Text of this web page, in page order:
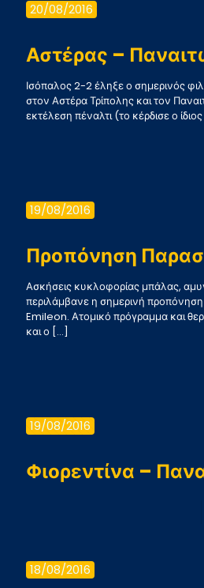
20/08/2016
Αστέρας –
Ισόπαλος 2-2 έληξε ο σημερινός
στον Αστέρα Τρίπολης και τον
εκτέλεση πέναλτι (το κέρδισε ο
19/08/2016
Προπόνηση
Ασκήσεις κυκλοφορίας μπάλας,
περιλάμβανε η σημερινή προπόνηση
Emileon. Ατομικό πρόγραμμα και
και ο […]
19/08/2016
Φιορεντίνα –
18/08/2016